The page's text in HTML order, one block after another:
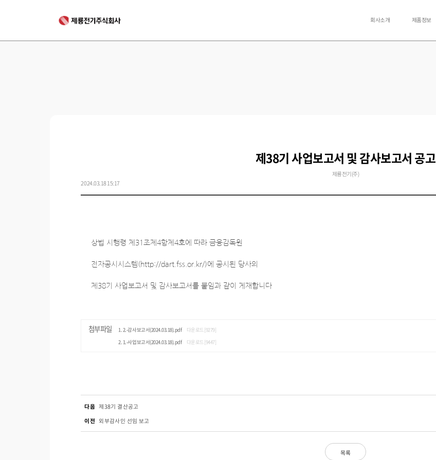
회사소개 제품정보
제38기 사업보고서 및 감사보고서 공고
제룡전기(주)
2024.03.18 15:17
상법 시행령 제31조제4항제4호에 따라 금융감독원
전자공시시스템(http://dart.fss.or.kr/)에 공시된 당사의
제38기 사업보고서 및 감사보고서를 붙임과 같이 게재합니다
첨부파일 2.-감사보고서(2024.03.18).pdf
다운로드[9279]
1.-사업보고서(2024.03.18).pdf
다운로드[9447]
목록
다음 제38기 결산공고
이전외부감사인 선임 보고